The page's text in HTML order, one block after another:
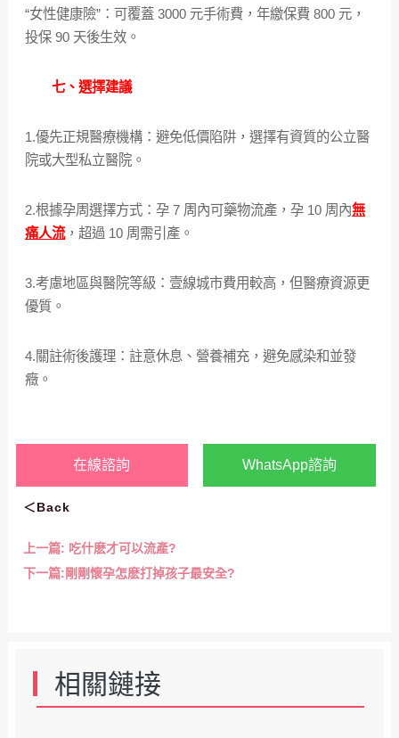
“女性健康險”：可覆蓋 3000 元手術費，年繳保費 800 元，
投保 90 天後生效。
七、選擇建議
1.優先正規醫療機構：避免低價陷阱，選擇有資質的公立醫
院或大型私立醫院。
2.根據孕周選擇方式：孕 7 周內可藥物流產，孕 10 周內無
痛人流，超過 10 周需引產。
3.考慮地區與醫院等級：壹線城市費用較高，但醫療資源更
優質。
4.關註術後護理：註意休息、營養補充，避免感染和並發
癥。
在線諮詢 WhatsApp諮詢
＜Back
上一篇: 吃什麽才可以流產?
下一篇:剛剛懷孕怎麽打掉孩子最安全?
相關鏈接